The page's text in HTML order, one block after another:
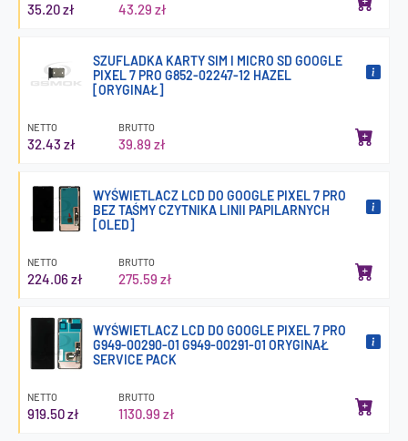
35.20 zł 43.29 zł
SZUFLADKA KARTY SIM I MICRO SD GOOGLE
PIXEL 7 PRO G852-02247-12 HAZEL
[ORYGINAŁ]
NETTO
32.43 zł
BRUTTO
39.89 zł
WYŚWIETLACZ LCD DO GOOGLE PIXEL 7 PRO
BEZ TAŚMY CZYTNIKA LINII PAPILARNYCH
[OLED]
NETTO
224.06 zł
BRUTTO
275.59 zł
WYŚWIETLACZ LCD DO GOOGLE PIXEL 7 PRO
G949-00290-01 G949-00291-01 ORYGINAŁ
SERVICE PACK
NETTO
919.50 zł
BRUTTO
1130.99 zł